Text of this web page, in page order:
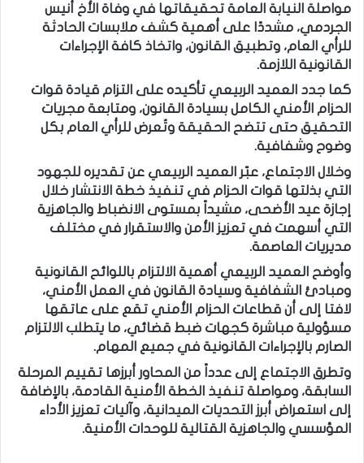
مواصلة النيابة العامة تحقيقاتها في وفاة الأخ أنيس
الجردمي، مشددًا على أهمية كشف ملابسات الحادثة
للرأي العام، وتطبيق القانون، واتخاذ كافة الإجراءات
القانونية اللازمة.
كما جدد العميد الربيعي تأكيده على التزام قيادة قوات
الحزام الأمني الكامل بسيادة القانون، ومتابعة مجريات
التحقيق حتى تتضح الحقيقة وتُعرض للرأي العام بكل
وضوح وشفافية.
وخلال الاجتماع، عبّر العميد الربيعي عن تقديره للجهود
التي بذلتها قوات الحزام في تنفيذ خطة الانتشار خلال
إجازة عيد الأضحى، مشيداً بمستوى الانضباط والجاهزية
التي أسهمت في تعزيز الأمن والاستقرار في مختلف
مديريات العاصمة.
وأوضح العميد الربيعي أهمية الالتزام باللوائح القانونية
ومبادئ الشفافية وسيادة القانون في العمل الأمني،
لافتا إلى أن قطاعات الحزام الأمني تقع على عاتقها
مسؤولية مباشرة كجهات ضبط قضائي، ما يتطلب الالتزام
الصارم بالإجراءات القانونية في جميع المهام.
وتطرق الاجتماع إلى عدداً من المحاور أبرزها تقييم المرحلة
السابقة، ومواصلة تنفيذ الخطة الأمنية القادمة، بالإضافة
إلى استعراض أبرز التحديات الميدانية، وآليات تعزيز الأداء
المؤسسي والجاهزية القتالية للوحدات الأمنية.